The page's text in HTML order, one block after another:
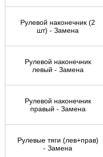
Рулевой наконечник (2
шт) - Замена
Рулевой наконечник
левый - Замена
Рулевой наконечник
правый - Замена
Рулевые тяги (лев+прав)
- Замена